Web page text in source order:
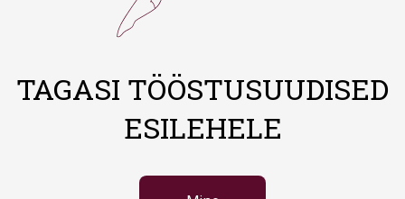
TAGASI TÖÖSTUSUUDISED
ESILEHELE